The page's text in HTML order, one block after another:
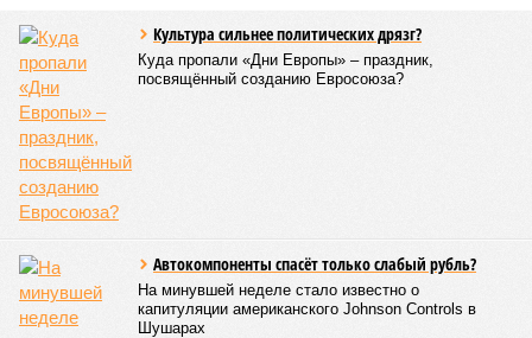
Культура сильнее политических дрязг?
Куда пропали «Дни Европы» – праздник,
посвящённый созданию Евросоюза?
Автокомпоненты спасёт только слабый рубль?
На минувшей неделе стало известно о
капитуляции американского Johnson Controls в
Шушарах